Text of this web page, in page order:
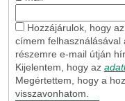
Hozzájárulok, hogy
címem felhasználásával
részemre e-mail útján
Kijelentem, hogy az
Megértettem, hogy a
visszavonhatom.